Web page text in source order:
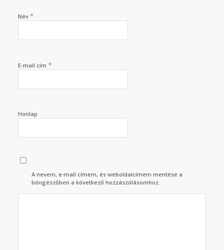
Név *
E-mail cím *
Honlap
A nevem, e-mail címem, és weboldalcímem mentése a
böngészőben a következő hozzászólásomhoz.